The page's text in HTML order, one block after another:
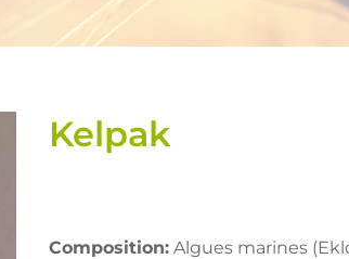
Kelpak
Composition: Algues marines